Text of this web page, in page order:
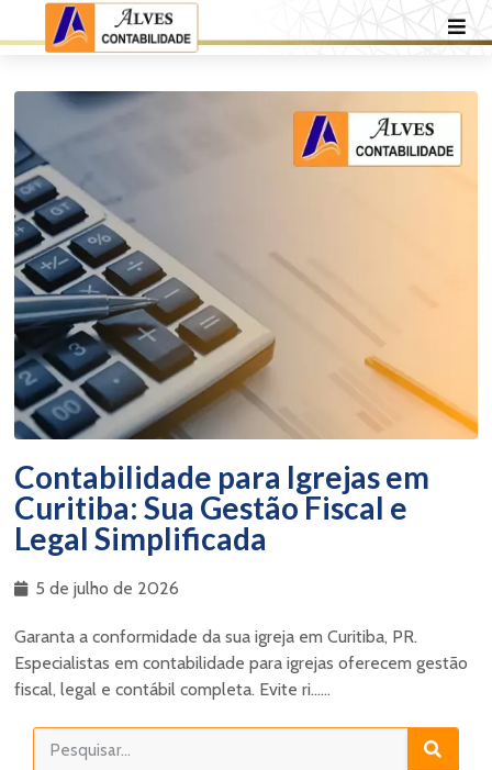
Contabilidade para Igrejas em
Curitiba: Sua Gestão Fiscal e
Legal Simplificada
5 de julho de 2026
Garanta a conformidade da sua igreja em Curitiba, PR.
Especialistas em contabilidade para igrejas oferecem gestão
fiscal, legal e contábil completa. Evite ri......